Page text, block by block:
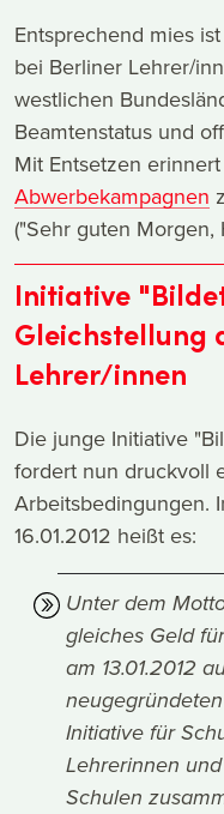
Entsprechend mies
bei Berliner Lehrer/
westlichen
Beamtenstatus und
Mit Entsetzen
Abwerbekampagnen
("Sehr guten Morgen,
Initiative
Gleichstellung
Lehrer/innen
Die junge Initiative
fordert nun druckvoll
Arbeitsbedingungen.
16.01.2012 heißt es:
Unter dem
gleiches Geld
am 13.01.2012
Initiative für
Lehrerinnen
Schulen